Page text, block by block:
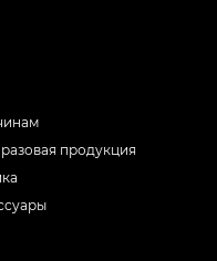
продукция